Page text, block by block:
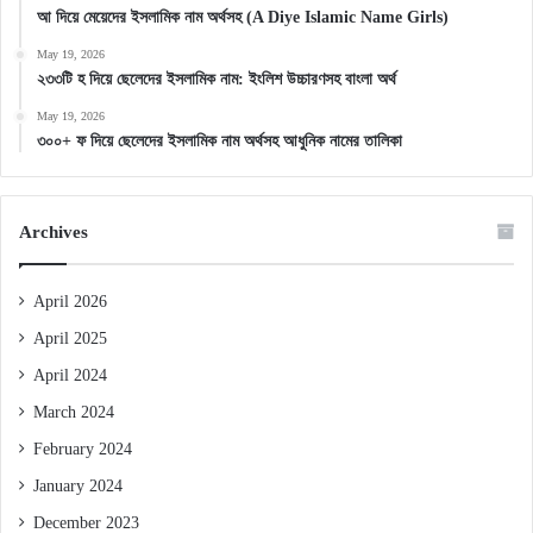
আ দিয়ে মেয়েদের ইসলামিক নাম অর্থসহ (A Diye Islamic Name Girls)
May 19, 2026
২৩৩টি হ দিয়ে ছেলেদের ইসলামিক নাম: ইংলিশ উচ্চারণসহ বাংলা অর্থ
May 19, 2026
৩০০+ ফ দিয়ে ছেলেদের ইসলামিক নাম অর্থসহ আধুনিক নামের তালিকা
Archives
April 2026
April 2025
April 2024
March 2024
February 2024
January 2024
December 2023